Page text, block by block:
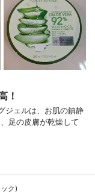
！
ジェルは、お肌の鎮静
足の皮膚が乾燥して
ク)